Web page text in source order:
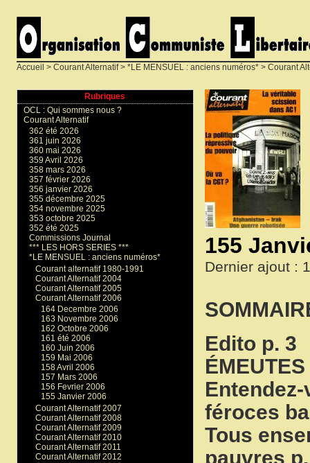
Accueil > Courant Alternatif> *LE MENSUEL : anciens numéros* > Courant
155
Dernier ajout :
Edito p. 3
ÉMEUTES
féroces
Tous
pauvres
Rubriques
OCL : Qui sommes nous ?
Courant Alternatif
362 été 2026
361 juin 2026
360 mai 2026
359 Avril 2026
358 mars 2026
357 février 2026
356 janvier 2026
355 décembre 2025
354 novembre 2025
353 octobre 2025
352 été 2025
Commissions Journal
*** LES HORS SERIES ***
*LE MENSUEL : anciens numéros*
Courant alternatif 1980-1991
Courant Alternatif 2004
Courant Alternatif 2005
Courant Alternatif 2006
164 Decembre 2006
163 Novembre 2006
162 Octobre 2006
161 été 2006
160 Juin 2006
159 Mai 2006
158 Avril 2006
157 Mars 2006
156 Fevrier 2006
155 Janvier 2006
Courant Alternatif 2007
Courant Alternatif 2008
Courant Alternatif 2009
Courant Alternatif 2010
Courant Alternatif 2011
Courant Alternatif 2012